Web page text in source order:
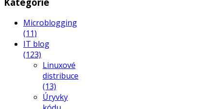
Microblogging
(11)
IT blog
(123)
Linuxové
distribuce
(13)
Úryvky